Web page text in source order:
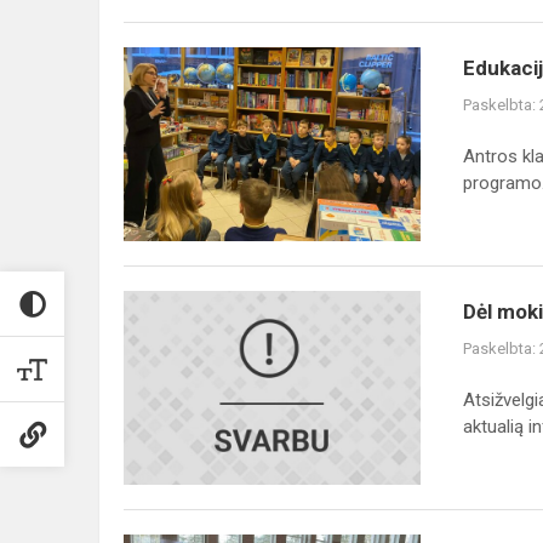
Edukacija
Paskelbta:
Antros
Dėl
Paskelbta:
aktualią